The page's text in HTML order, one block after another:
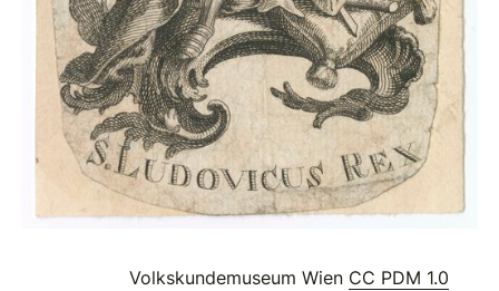
Volkskundemuseum Wien CC PDM 1.0